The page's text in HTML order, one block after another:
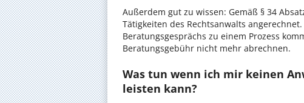
Außerdem gut zu wissen: Gemäß § 34
Tätigkeiten des Rechtsanwalts
Beratungsgesprächs zu einem Prozess
Beratungsgebühr nicht mehr abrechnen.
Was tun wenn ich mir keinen
leisten kann?